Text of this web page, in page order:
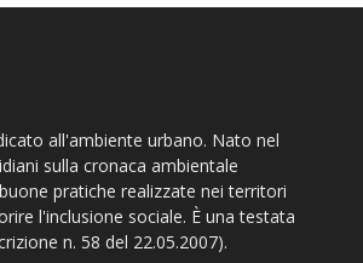
all'ambiente urbano. Nato nel
sulla cronaca ambientale
pratiche realizzate nei territori
l'inclusione sociale. È una testata
n. 58 del 22.05.2007).